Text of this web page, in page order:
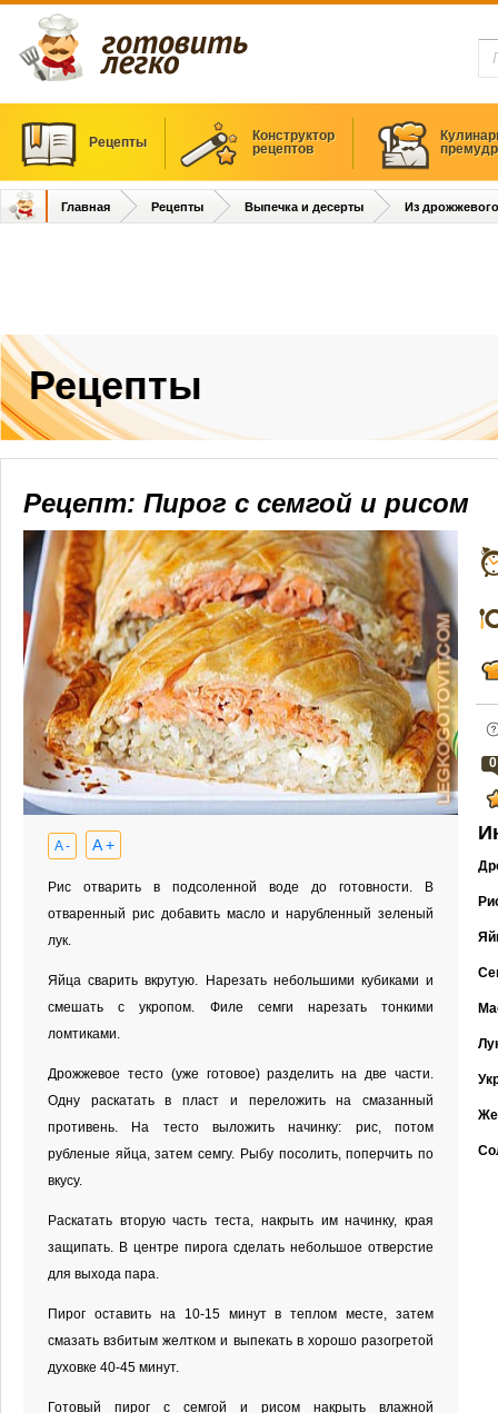
Рецепты
Конструктор
рецептов
Главная Рецепты Выпечка и десерты Из дрожжевого
Рецепты
Рецепт: Пирог с семгой и рисом
A - A +
Рис отварить в подсоленной воде до готовности. В
отваренный рис добавить масло и нарубленный зеленый
лук.
Яйца сварить вкрутую. Нарезать небольшими кубиками и
смешать с укропом. Филе семги нарезать тонкими
ломтиками.
Дрожжевое тесто (уже готовое) разделить на две части.
Одну раскатать в пласт и переложить на смазанный
противень. На тесто выложить начинку: рис, потом
рубленые яйца, затем семгу. Рыбу посолить, поперчить по
вкусу.
Раскатать вторую часть теста, накрыть им начинку, края
защипать. В центре пирога сделать небольшое отверстие
для выхода пара.
Пирог оставить на 10-15 минут в теплом месте, затем
смазать взбитым желтком и выпекать в хорошо разогретой
духовке 40-45 минут.
Готовый пирог с семгой и рисом накрыть влажной
0